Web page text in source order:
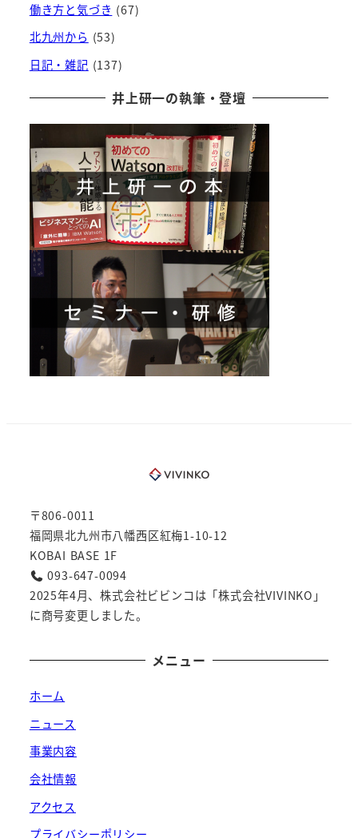
働き方と気づき (67)
北九州から (53)
日記・雑記 (137)
井上研一の執筆・登壇
〒806-0011
福岡県北九州市八幡西区紅梅1-10-12
KOBAI BASE 1F
093-647-0094
2025年4月、株式会社ビビンコは「株式会社VIVINKO」
に商号変更しました。
メニュー
ホーム
ニュース
事業内容
会社情報
アクセス
プライバシーポリシー